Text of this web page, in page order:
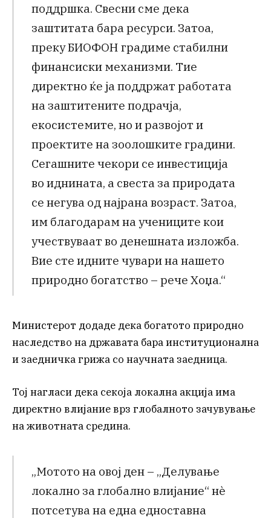
поддршка. Свесни сме дека
заштитата бара ресурси. Затоа,
преку БИОФОН градиме стабилни
финансиски механизми. Тие
директно ќе ја поддржат работата
на заштитените подрачја,
екосистемите, но и развојот и
проектите на зоолошките градини.
Сегашните чекори се инвестиција
во иднината, а свеста за природата
се негува од најрана возраст. Затоа,
им благодарам на учениците кои
учествуваат во денешната изложба.
Вие сте идните чувари на нашето
природно богатство – рече Хоџа.“
Министерот додаде дека богатото природно
наследство на државата бара институционална
и заедничка грижа со научната заедница.
Тој нагласи дека секоја локална акција има
директно влијание врз глобалното зачувување
на животната средина.
„Мотото на овој ден – „Делување
локално за глобално влијание“ нè
потсетува на една едноставна